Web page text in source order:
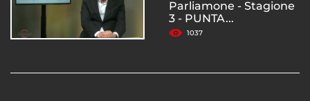
Parliamone - Stagione
3 - PUNTA...
1037